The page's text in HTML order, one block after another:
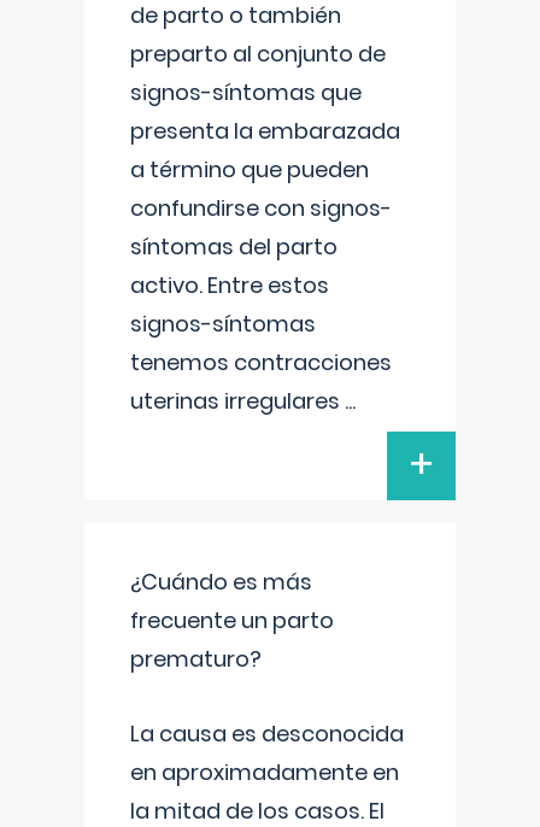
de parto o también
preparto al conjunto de
signos-síntomas que
presenta la embarazada
a término que pueden
confundirse con signos-
síntomas del parto
activo. Entre estos
signos-síntomas
tenemos contracciones
uterinas irregulares ...
+
¿Cuándo es más
frecuente un parto
prematuro?
La causa es desconocida
en aproximadamente en
la mitad de los casos. El